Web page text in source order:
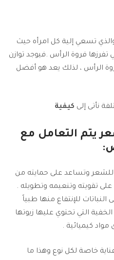
تسعي إلية كل امرأه حيث
تفرزها فروة الرأس .فيوجد توازن
الرأس ، لذلك يعد هو أفضل
نأتى إلى كيفية
يتم التعامل مع
:
وتساعد على حمايته من
تقويته وتنعيمه وتطويله .
للإنتفاع منها طبياً
التي تحتوي عليها زيوتها
كيميائية .
خاصة لكل نوع وهذا ما